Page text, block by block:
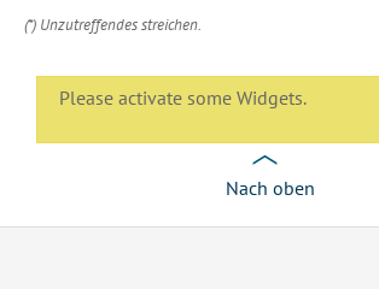
(*) Unzutreffendes streichen.
Please activate some Widgets.
Nach oben